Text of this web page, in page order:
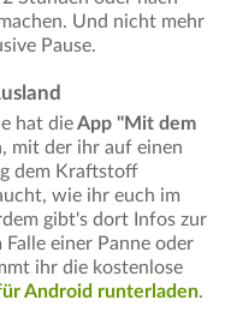
Und nicht mehr
Pause.
hat dieApp "Mit dem
mit der ihr auf einen
dem Kraftstoff
wie ihr euch im
gibt's dort Infos zur
einer Panne oder
ihr die kostenlose
Android runterladen.